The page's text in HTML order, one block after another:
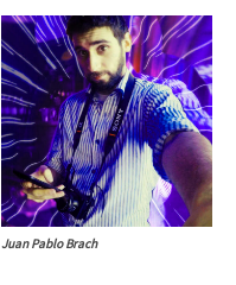
Juan Pablo Brach